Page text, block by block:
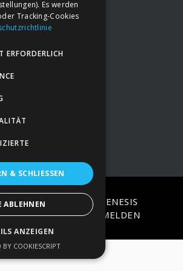
PAO Team
© 2026 · ON
GENESIS
·WORDPRESS·ANMELDEN
Es werden
Tracking-Cookies
ERFORDERLICH
& SCHLIESSEN
ABLEHNEN
ANZEIGEN
BY COOKIESCRIPT